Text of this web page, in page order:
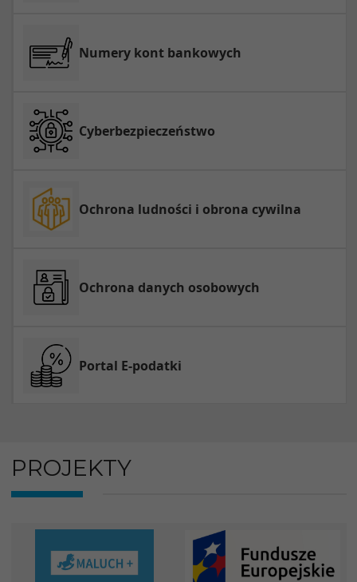
Numery kont bankowych
Cyberbezpieczeństwo
Ochrona ludności i obrona cywilna
Ochrona danych osobowych
Portal E-podatki
PROJEKTY